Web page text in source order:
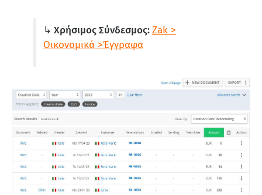
↳ Χρήσιμος Σύνδεσμος:Zak >
Οικονομικά >Έγγραφα